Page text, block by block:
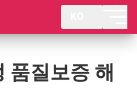
품질보증 해